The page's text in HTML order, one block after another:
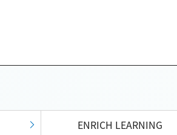
ENRICH LEARNING